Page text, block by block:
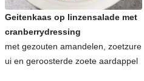
Geitenkaas op linzensalade met
cranberrydressing
met gezouten amandelen, zoetzure
ui en geroosterde zoete aardappel